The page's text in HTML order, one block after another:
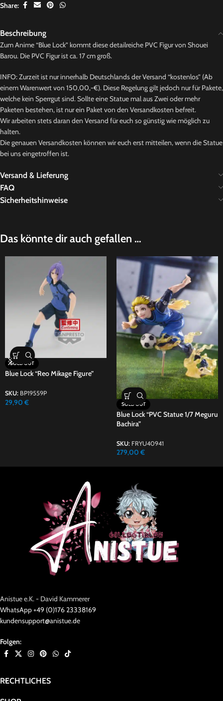
Share:
Beschreibung
Zum Anime “Blue Lock” kommt diese detailreiche PVC Figur von Shouei
Barou. Die PVC Figur ist ca. 17 cm groß.
INFO: Zurzeit ist nur innerhalb Deutschlands der Versand “kostenlos” (Ab
einem Warenwert von 150,00,-€). Diese Regelung gilt jedoch nur für Pakete,
welche kein Sperrgut sind. Sollte eine Statue mal aus Zwei oder mehr
Paketen bestehen, ist nur ein Paket von den Versandkosten befreit.
Wir arbeiten stets daran den Versand für euch so günstig wie möglich zu
halten.
Die genauen Versandkosten können wir euch erst mitteilen, wenn die Statue
bei uns eingetroffen ist.
Versand & Lieferung
FAQ
Sicherheitshinweise
Das könnte dir auch gefallen …
SOLD OUT
Blue Lock “Reo Mikage Figure”
SKU: BP19559P
29,90 € SOLD OUT
Blue Lock “PVC Statue 1/7 Meguru
Bachira”
SKU: FRYU40941
279,00 €
Anistue e.K. - David Kammerer
WhatsApp +49 (0)176 23338169
kundensupport@anistue.de
Folgen:
RECHTLICHES